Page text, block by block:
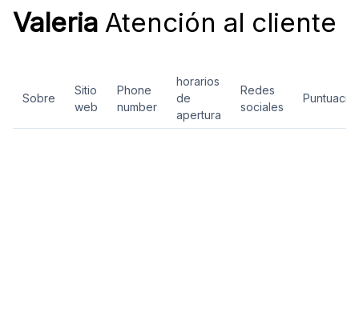
Valeria Atención al cliente
Sobre
Sitio
web
Phone
number
horarios
de
apertura
Redes
sociales